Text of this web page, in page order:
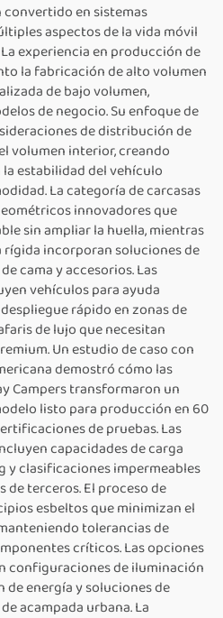
convertido en sistemas
aspectos de la vida móvil
experiencia en producción de
la fabricación de alto volumen
de bajo volumen,
de negocio. Su enfoque de
de distribución de
volumen interior, creando
estabilidad del vehículo
La categoría de carcasas
innovadores que
sin ampliar la huella, mientras
rígida incorporan soluciones de
cama y accesorios. Las
vehículos para ayuda
rápido en zonas de
de lujo que necesitan
Un estudio de caso con
demostró cómo las
Campers transformaron un
listo para producción en 60
de pruebas. Las
capacidades de carga
y clasificaciones impermeables
terceros. El proceso de
esbeltos que minimizan el
tolerancias de
críticos. Las opciones
configuraciones de iluminación
de energía y soluciones de
acampada urbana. La